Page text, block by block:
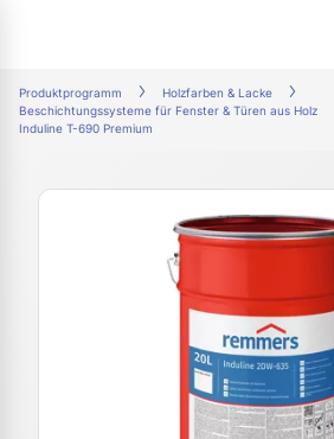
Produktprogramm
Holzfarben & Lacke
Beschichtungssysteme für Fenster & Türen aus Holz
Induline T-690 Premium